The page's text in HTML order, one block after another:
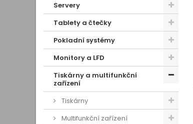
Servery
Tablety a čtečky
Pokladní systémy
Monitory a LFD
Tiskárny a multifunkční
zařízení
Tiskárny
Multifunkční zařízení